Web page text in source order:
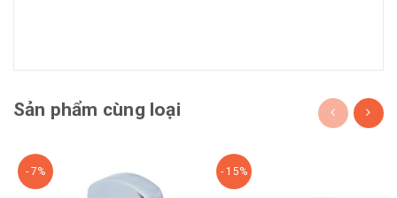
Sản phẩm cùng loại
- 7% - 15%